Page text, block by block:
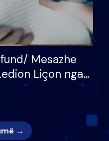
Mesazhe
Liçon nga
moderatori
Nuk meritoj…
→